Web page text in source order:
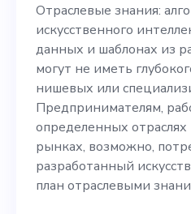
Отраслевые знания:
искусственного
данных и шаблонах из
могут не иметь
нишевых или
Предпринимателям,
определенных
рынках, возможно,
разработанный
план отраслевыми